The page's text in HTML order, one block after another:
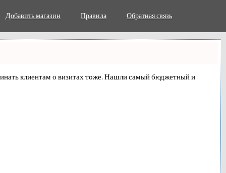
Добавить магазин Правила Обратная связь
клиентам о визитах тоже. Нашли самый бюджетный и